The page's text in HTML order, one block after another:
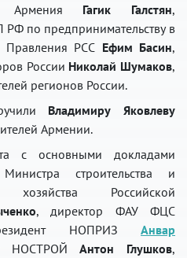
Армения Гагик Галстян,
РФ по предпринимательству в
Правления РСС Ефим Басин,
России Николай Шумаков,
регионов России.
Владимиру Яковлеву
Армении.
с основными докладами
строительства и
хозяйства Российской
, директор ФАУ ФЦС
НОПРИЗ Анвар
НОСТРОЙАнтон Глушков,